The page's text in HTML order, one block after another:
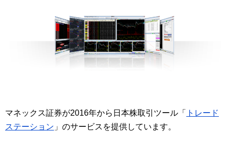
マネックス証券が2016年から日本株取引ツール「
トレード
ステーション 」のサービスを提供しています。